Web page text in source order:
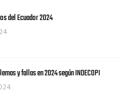
del Ecuador 2024
y fallas en 2024 según INDECOPI